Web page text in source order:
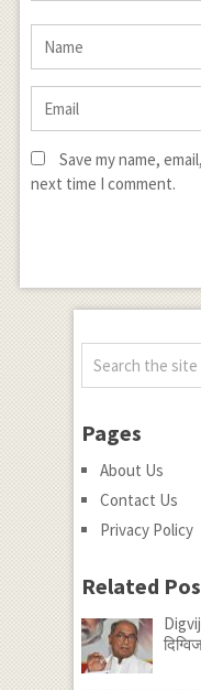
Save my name,
next time I comment.
Pages
About Us
Contact Us
Privacy Policy
Related